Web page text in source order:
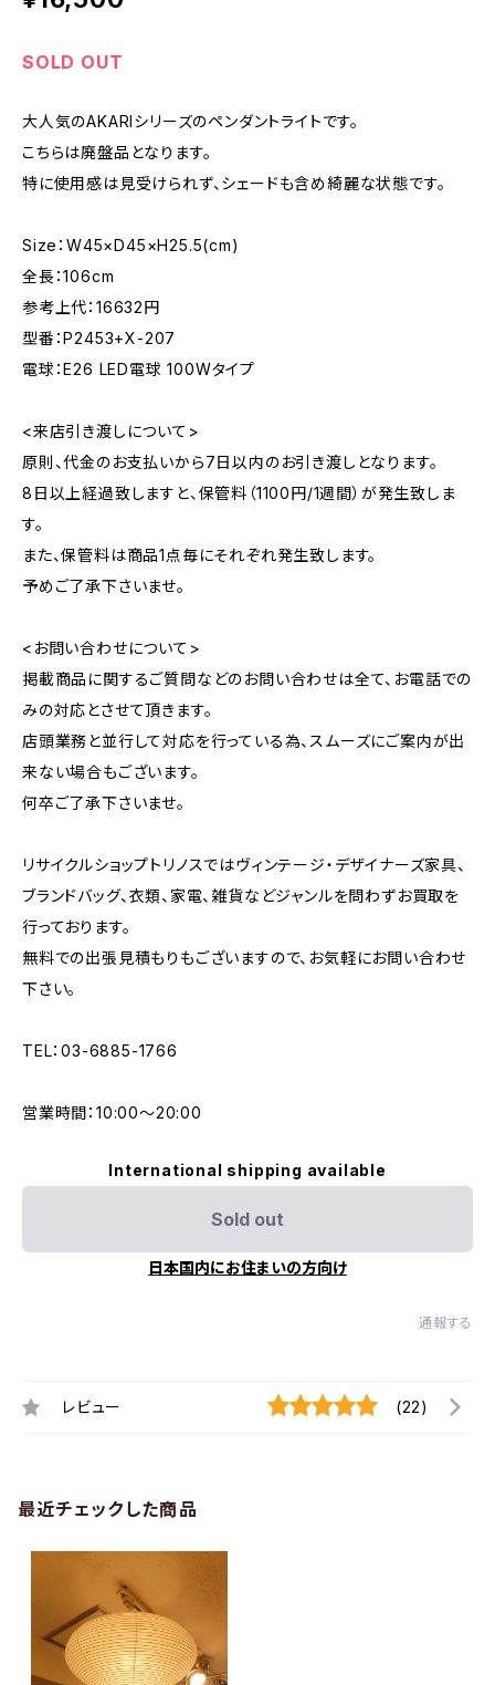
SOLD OUT
大人気のAKARIシリーズのペンダントライトです。
こちらは廃盤品となります。
特に使用感は見受けられず、シェードも含め綺麗な状態です。
Size：W45×D45×H25.5(cm)
全長：106cm
参考上代：16632円
型番：P2453+X-207
電球：E26 LED電球 100Wタイプ
<来店引き渡しについて>
原則、代金のお支払いから7日以内のお引き渡しとなります。
8日以上経過致しますと、保管料（1100円/1週間）が発生致しま
す。
また、保管料は商品1点毎にそれぞれ発生致します。
予めご了承下さいませ。
<お問い合わせについて>
掲載商品に関するご質問などのお問い合わせは全て、お電話での
みの対応とさせて頂きます。
店頭業務と並行して対応を行っている為、スムーズにご案内が出
来ない場合もございます。
何卒ご了承下さいませ。
リサイクルショップトリノスではヴィンテージ・デザイナーズ家具、
ブランドバッグ、衣類、家電、雑貨などジャンルを問わずお買取を
行っております。
無料での出張見積もりもございますので、お気軽にお問い合わせ
下さい。
TEL：03-6885-1766
営業時間：10:00〜20:00
International shipping available
Sold out
日本国内にお住まいの方向け
通報する
レビュー (22)
最近チェックした商品